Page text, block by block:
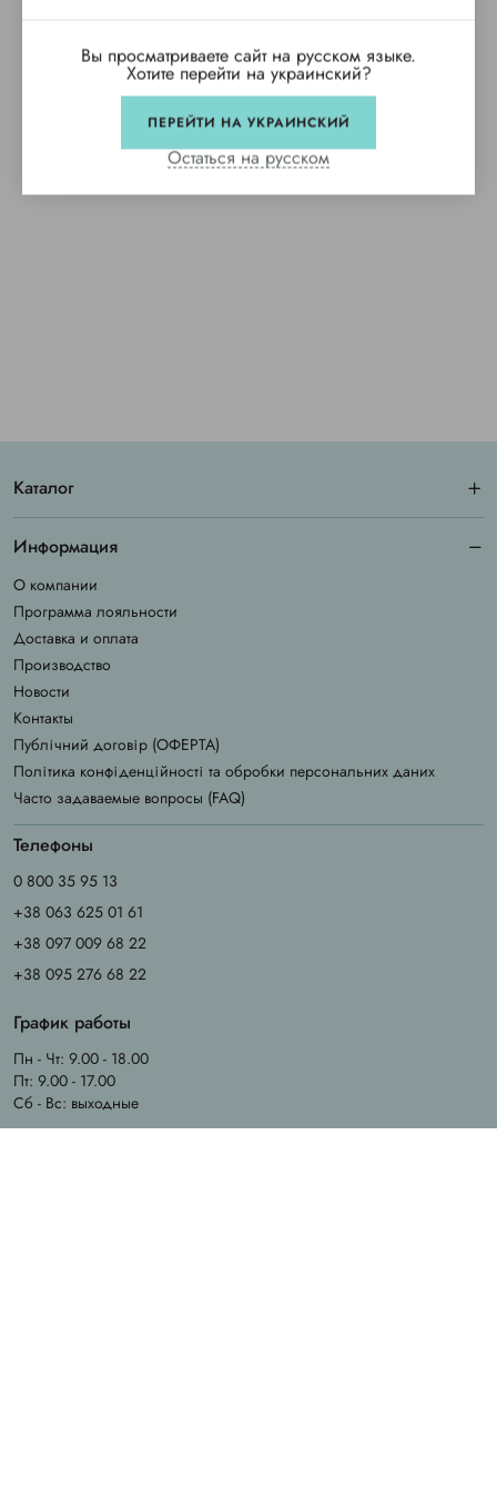
Вы просматриваете сайт на русском языке.
Хотите перейти на украинский?
ПЕРЕЙТИ НА УКРАИНСКИЙ
Остаться на русском
Каталог
Информация
О компании
Программа лояльности
Доставка и оплата
Производство
Новости
Контакты
Публічний договір (ОФЕРТА)
Політика конфіденційності та обробки персональних даних
Часто задаваемые вопросы (FAQ)
Телефоны
0 800 35 95 13
+38 063 625 01 61
+38 097 009 68 22
+38 095 276 68 22
График работы
Пн - Чт: 9.00 - 18.00
Пт: 9.00 - 17.00
Сб - Вс: выходные